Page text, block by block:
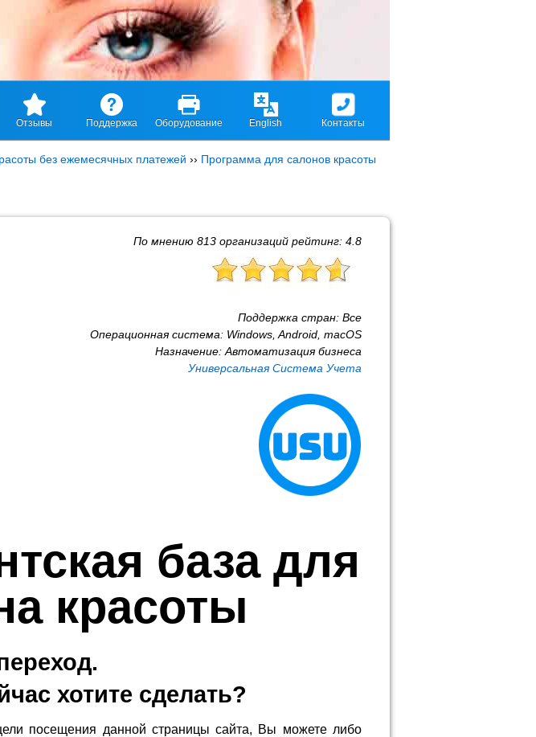
Отзывы Поддержка Оборудование English Контакты
без ежемесячных платежей ›› Программа для салонов красоты
По мнению 813 организаций рейтинг: 4.8
Поддержка стран: Все
Операционная система: Windows, Android, macOS
Назначение: Автоматизация бизнеса
Универсальная Система Учета
база для
красоты
хотите сделать?
посещения данной страницы сайта, Вы можете либо